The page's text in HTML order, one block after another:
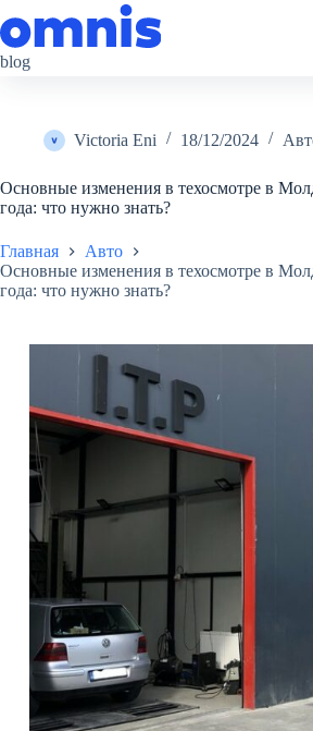
к
сути
blog
Victoria Eni 18/12/2024
Основные изменения в техосмотре в
года: что нужно знать?
Главная
Авто
Основные изменения в техосмотре в
года: что нужно знать?